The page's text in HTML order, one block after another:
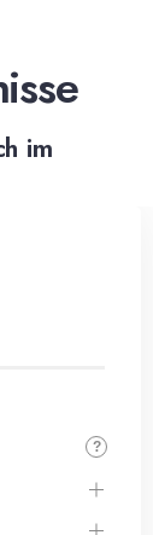
im